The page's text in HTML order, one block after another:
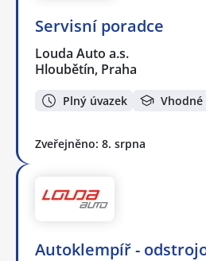
Servisní poradce
Louda Auto a.s.
Hloubětín, Praha
Plný úvazek
Zveřejněno: 8. srpna
Autoklempíř -